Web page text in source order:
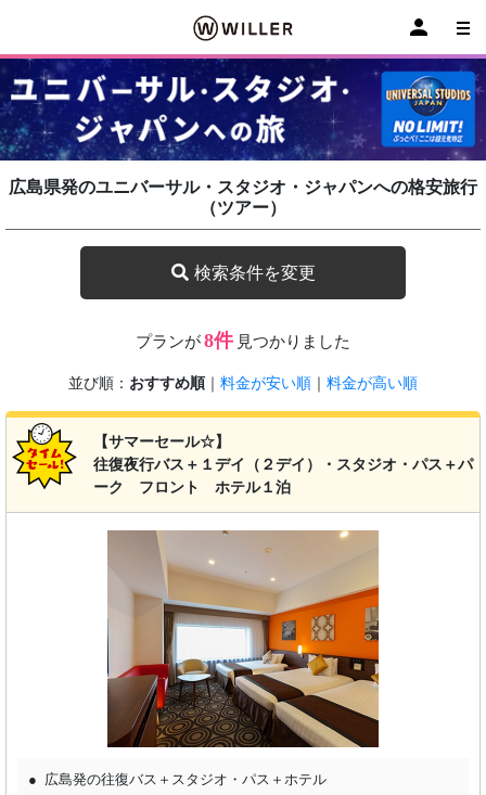
広島県発のユニバーサル・スタジオ・ジャパンへの格安旅行
（ツアー）
検索条件を変更
プランが8件 見つかりました
並び順： おすすめ順｜ 料金が安い順 ｜ 料金が高い順
【サマーセール☆】
往復夜行バス＋１デイ（２デイ）・スタジオ・パス＋パ
ーク フロント ホテル１泊
広島発の往復バス＋スタジオ・パス＋ホテル